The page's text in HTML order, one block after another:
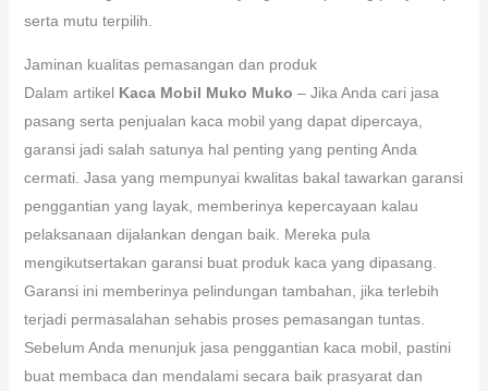
serta mutu terpilih.
Jaminan kualitas pemasangan dan produk
Dalam artikel Kaca Mobil Muko Muko – Jika Anda cari jasa
pasang serta penjualan kaca mobil yang dapat dipercaya,
garansi jadi salah satunya hal penting yang penting Anda
cermati. Jasa yang mempunyai kwalitas bakal tawarkan garansi
penggantian yang layak, memberinya kepercayaan kalau
pelaksanaan dijalankan dengan baik. Mereka pula
mengikutsertakan garansi buat produk kaca yang dipasang.
Garansi ini memberinya pelindungan tambahan, jika terlebih
terjadi permasalahan sehabis proses pemasangan tuntas.
Sebelum Anda menunjuk jasa penggantian kaca mobil, pastini
buat membaca dan mendalami secara baik prasyarat dan